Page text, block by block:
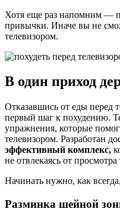
Хотя еще раз напомним —
привычки. Иначе вы не
телевизором.
В один приход
Отказавшись от еды перед
первый шаг к похудению.
упражнения, которые
телевизором. Разработан
эффективный комплекс,
не отвлекаясь от просмотра
Начинать нужно, как
Разминка шейной